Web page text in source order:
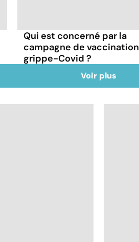
Qui est concerné par la
campagne de vaccination
grippe-Covid ?
Voir plus